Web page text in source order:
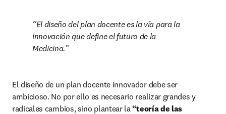
El diseño del plan docente es la vía para la
innovación que define el futuro de la
Medicina.
El diseño de un plan docente innovador debe ser
ambicioso. No por ello es necesario realizar grandes y
radicales cambios, sino plantear la “teoría de las